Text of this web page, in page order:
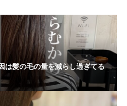
は髪の毛の量を減らし過ぎてる